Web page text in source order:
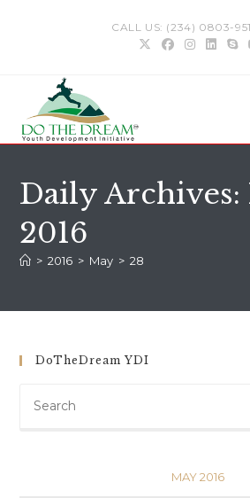
CALL US: (234) 0803-
Daily Archives:
2016
> 2016 > May > 28
DoTheDream YDI
MAY 2016